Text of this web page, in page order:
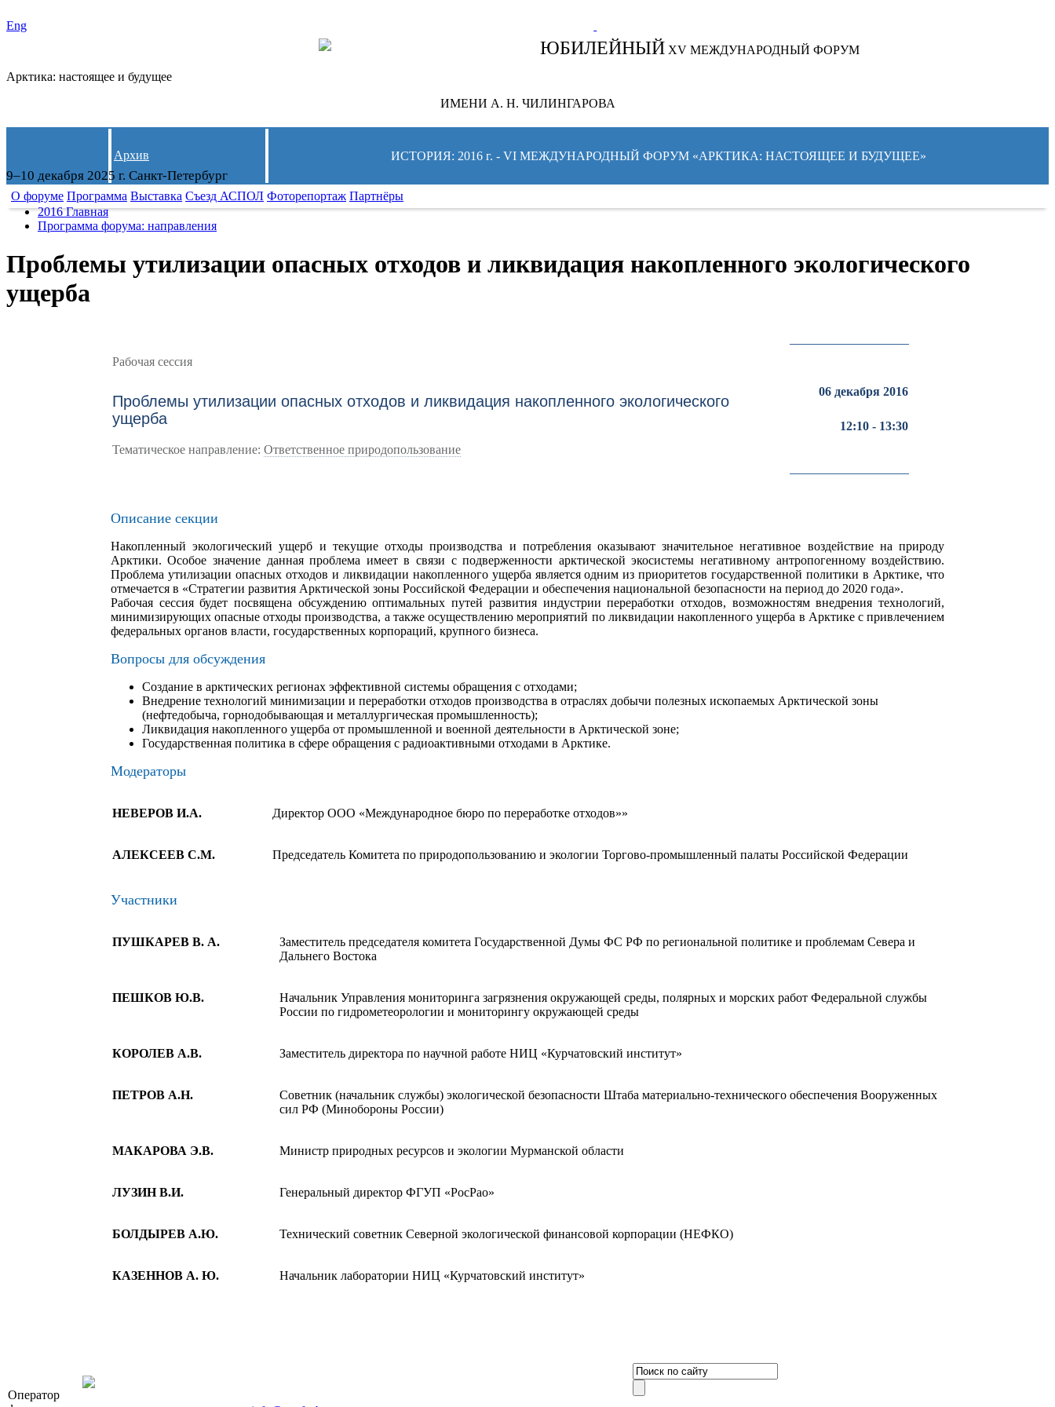
Eng
ЮБИЛЕЙНЫЙ XV МЕЖДУНАРОДНЫЙ ФОРУМ
Арктика: настоящее и будущее
ИМЕНИ А. Н. ЧИЛИНГАРОВА
9–10 декабря 2025 г. Санкт-Петербург
Архив ИСТОРИЯ: 2016 г. - VI МЕЖДУНАРОДНЫЙ ФОРУМ «АРКТИКА: НАСТОЯЩЕЕ И БУДУЩЕЕ»
О форуме Программа Выставка Съезд АСПОЛ Фоторепортаж Партнёры
2016 Главная
Программа форума: направления
Проблемы утилизации опасных отходов и ликвидация накопленного экологического
ущерба
Рабочая сессия
Проблемы утилизации опасных отходов и ликвидация накопленного экологического
ущерба
Тематическое направление: Ответственное природопользование
06 декабря 2016
12:10 - 13:30
Описание секции
Накопленный экологический ущерб и текущие отходы производства и потребления оказывают значительное негативное воздействие на природу
Арктики. Особое значение данная проблема имеет в связи с подверженности арктической экосистемы негативному антропогенному воздействию.
Проблема утилизации опасных отходов и ликвидации накопленного ущерба является одним из приоритетов государственной политики в Арктике, что
отмечается в «Стратегии развития Арктической зоны Российской Федерации и обеспечения национальной безопасности на период до 2020 года».
Рабочая сессия будет посвящена обсуждению оптимальных путей развития индустрии переработки отходов, возможностям внедрения технологий,
минимизирующих опасные отходы производства, а также осуществлению мероприятий по ликвидации накопленного ущерба в Арктике с привлечением
федеральных органов власти, государственных корпораций, крупного бизнеса.
Вопросы для обсуждения
Создание в арктических регионах эффективной системы обращения с отходами;
Внедрение технологий минимизации и переработки отходов производства в отраслях добычи полезных ископаемых Арктической зоны
(нефтедобыча, горнодобывающая и металлургическая промышленность);
Ликвидация накопленного ущерба от промышленной и военной деятельности в Арктической зоне;
Государственная политика в сфере обращения с радиоактивными отходами в Арктике.
Модераторы
НЕВЕРОВ И.А. Директор ООО «Международное бюро по переработке отходов»»
АЛЕКСЕЕВ С.М. Председатель Комитета по природопользованию и экологии Торгово-промышленный палаты Российской Федерации
Участники
ПУШКАРЕВ В. А.
Заместитель председателя комитета Государственной Думы ФС РФ по региональной политике и проблемам Севера и
Дальнего Востока
ПЕШКОВ Ю.В.
Начальник Управления мониторинга загрязнения окружающей среды, полярных и морских работ Федеральной службы
России по гидрометеорологии и мониторингу окружающей среды
КОРОЛЕВ А.В. Заместитель директора по научной работе НИЦ «Курчатовский институт»
ПЕТРОВ А.Н.
Советник (начальник службы) экологической безопасности Штаба материально-технического обеспечения Вооруженных
сил РФ (Минобороны России)
МАКАРОВА Э.В. Министр природных ресурсов и экологии Мурманской области
ЛУЗИН В.И. Генеральный директор ФГУП «РосРао»
БОЛДЫРЕВ А.Ю. Технический советник Северной экологической финансовой корпорации (НЕФКО)
КАЗЕННОВ А. Ю. Начальник лаборатории НИЦ «Курчатовский институт»
Оператор